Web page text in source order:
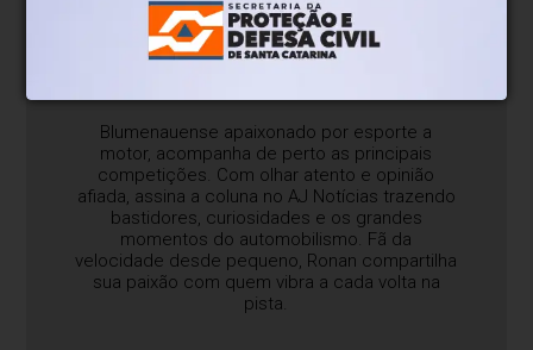
Sobre o blog/coluna
Blumenauense apaixonado por esporte a
motor, acompanha de perto as principais
competições. Com olhar atento e opinião
afiada, assina a coluna no AJ Notícias trazendo
bastidores, curiosidades e os grandes
momentos do automobilismo. Fã da
velocidade desde pequeno, Ronan compartilha
sua paixão com quem vibra a cada volta na
pista.